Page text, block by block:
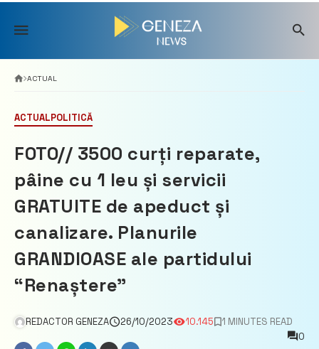
Skip
content
ACTUAL
ACTUALPOLITICĂ
FOTO// 3500 curți reparate,
pâine cu 1 leu și servicii
GRATUITE de apeduct și
canalizare. Planurile
GRANDIOASE ale partidului
“Renaștere”
REDACTOR GENEZA 26/10/2023 10.145
1 MINUTES READ
0